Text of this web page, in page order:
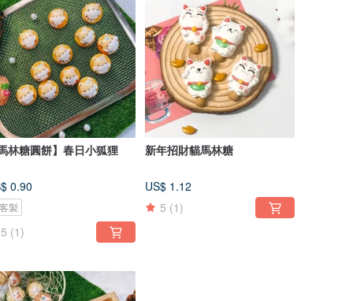
馬林糖圓餅】春日小狐狸
0.90
製
5 (1)
新年招財貓馬林糖
US$ 1.12
5 (1)